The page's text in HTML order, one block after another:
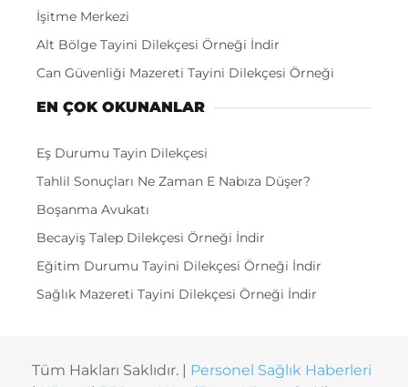
İşitme Merkezi
Alt Bölge Tayini Dilekçesi Örneği İndir
Can Güvenliği Mazereti Tayini Dilekçesi Örneği
EN ÇOK OKUNANLAR
Eş Durumu Tayin Dilekçesi
Tahlil Sonuçları Ne Zaman E Nabıza Düşer?
Boşanma Avukatı
Becayiş Talep Dilekçesi Örneği İndir
Eğitim Durumu Tayini Dilekçesi Örneği İndir
Sağlık Mazereti Tayini Dilekçesi Örneği İndir
Tüm Hakları Saklıdır. | Personel Sağlık Haberleri